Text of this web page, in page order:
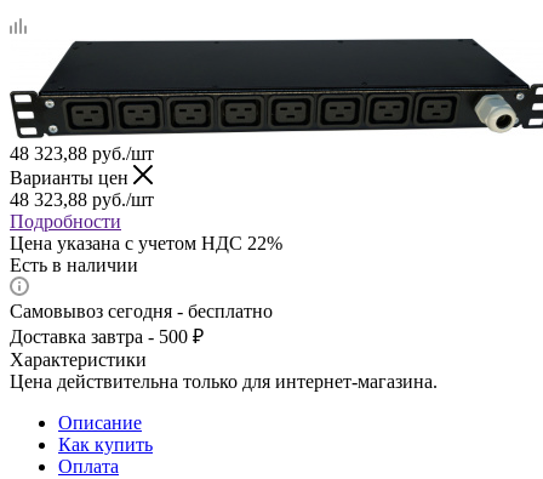
48 323,88 руб./шт
Варианты цен
48 323,88 руб./шт
Подробности
Цена указана с учетом НДС 22%
Есть в наличии
Самовывоз сегодня - бесплатно
Доставка завтра - 500 ₽
Характеристики
Цена действительна только для интернет-магазина.
Описание
Как купить
Оплата